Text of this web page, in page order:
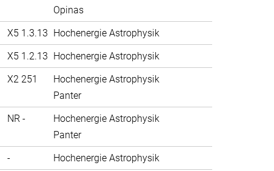
Opinas
X5 1.3.13 Hochenergie Astrophysik
X5 1.2.13 Hochenergie Astrophysik
X2 251
Hochenergie Astrophysik
Panter
NR -
Hochenergie Astrophysik
Panter
-
Hochenergie Astrophysik